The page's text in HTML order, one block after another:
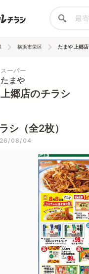
横浜市栄区 たまや 上郷店
スーパー
たまや
上郷店のチラシ
シ（全2枚）
08/04